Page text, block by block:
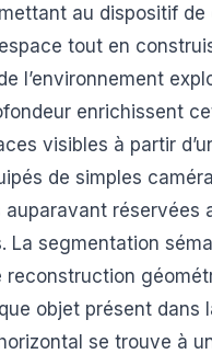
au dispositif
tout en
l’environnement
enrichissent
visibles à partir
de simples
auparavant réservées
La segmentation
objet présent dans
se trouve à